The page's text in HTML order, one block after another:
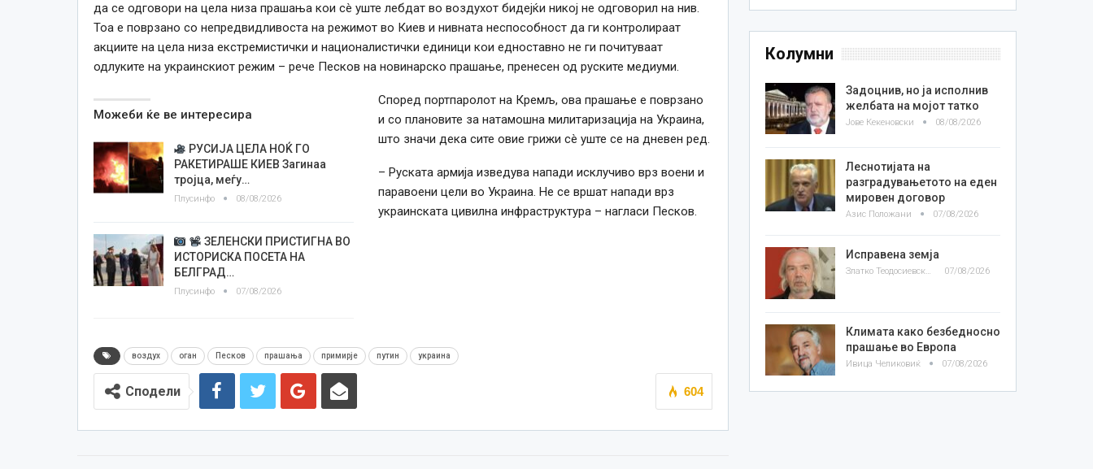
да се одговори на цела низа прашања кои сè уште лебдат во воздухот бидејќи никој не одговорил на нив.
Тоа е поврзано со непредвидливоста на режимот во Киев и нивната неспособност да ги контролираат
акциите на цела низа екстремистички и националистички единици кои едноставно не ги почитуваат
одлуките на украинскиот режим – рече Песков на новинарско прашање, пренесен од руските медиуми.
Можеби ќе ве интересира
РУСИЈА ЦЕЛА НОЌ ГО
РАКЕТИРАШЕ КИЕВ Загинаа
тројца, меѓу…
Плусинфо 08/08/2026
ЗЕЛЕНСКИ ПРИСТИГНА ВО
ИСТОРИСКА ПОСЕТА НА
БЕЛГРАД…
Плусинфо 07/08/2026
Според портпаролот на Кремљ, ова прашање е поврзано
и со плановите за натамошна милитаризација на Украина,
што значи дека сите овие грижи сè уште се на дневен ред.
– Руската армија изведува напади исклучиво врз воени и
паравоени цели во Украина. Не се вршат напади врз
украинската цивилна инфраструктура – нагласи Песков.
воздух оган Песков прашања примирје путин украина
604
Сподели
Колумни
Задоцнив, но ја исполнив
желбата на мојот татко
Јове Кекеновски 08/08/2026
Леснотијата на
разградувањетото на еден
мировен договор
Азис Положани 07/08/2026
Исправена земја
Златко Теодосиевски 07/08/2026
Климата како безбедносно
прашање во Европа
Ивица Челиковиќ 07/08/2026